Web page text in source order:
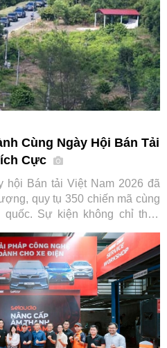
Cùng Ngày Hội Bán Tải
Cực
hội Bán tải Việt Nam 2026 đã
quy tụ 350 chiến mã cùng
Sự kiện không chỉ thỏa
kết và lan tỏa giá trị tích cực